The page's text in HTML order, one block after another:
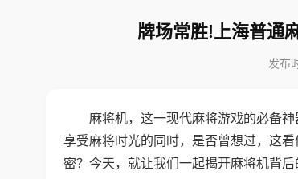
牌场常胜!上海普通
发布
麻将机，这一现代麻将游戏的必备
享受麻将时光的同时，是否曾想过，这
密？今天，就让我们一起揭开麻将机背